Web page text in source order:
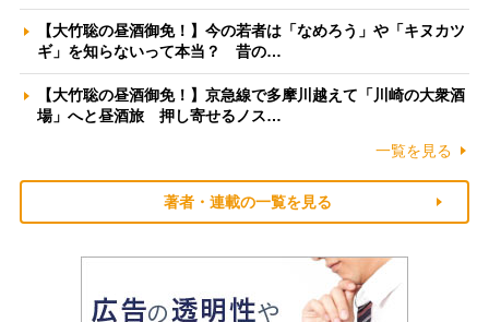
【大竹聡の昼酒御免！】今の若者は「なめろう」や「キヌカツ
ギ」を知らないって本当？ 昔の…
【大竹聡の昼酒御免！】京急線で多摩川越えて「川崎の大衆酒
場」へと昼酒旅 押し寄せるノス…
一覧を見る
著者・連載の一覧を見る